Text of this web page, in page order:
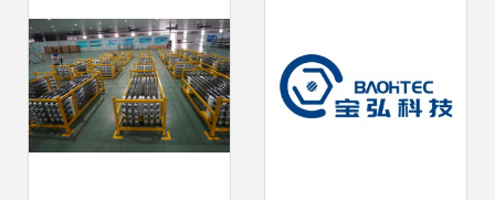
收官